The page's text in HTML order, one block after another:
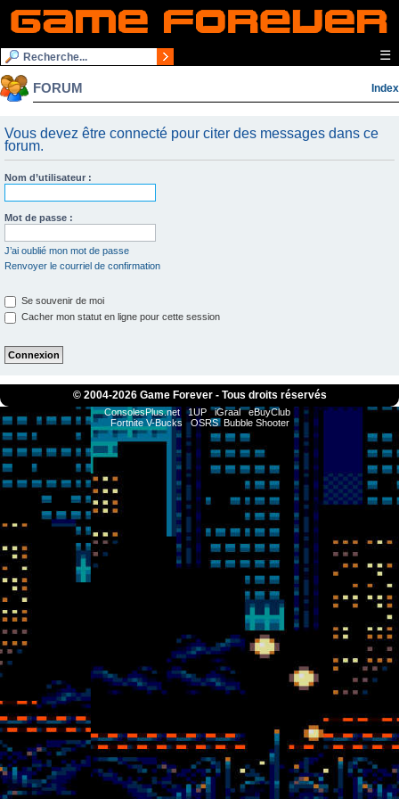
☰
FORUM Index
Vous devez être connecté pour citer des messages dans ce
forum.
Nom d’utilisateur :
Mot de passe :
J’ai oublié mon mot de passe
Renvoyer le courriel de confirmation
Se souvenir de moi
Cacher mon statut en ligne pour cette session
© 2004-2026 Game Forever - Tous droits réservés
ConsolesPlus.net 1UP iGraal
eBuyClub
Fortnite V-Bucks
OSRS Bubble Shooter